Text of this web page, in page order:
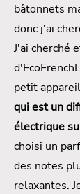
bâtonnets
donc j'ai
J'ai cherché
petit
qui est un
électrique
choisi un
des notes
relaxantes.